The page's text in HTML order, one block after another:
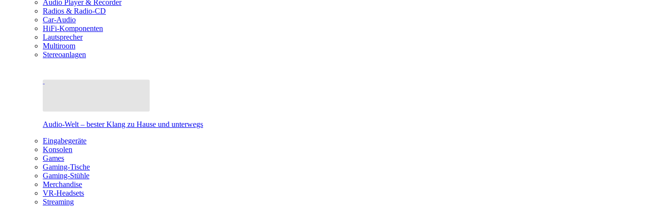
Audio Player & Recorder
Radios & Radio-CD
Car-Audio
HiFi-Komponenten
Lautsprecher
Multiroom
Stereoanlagen
Audio-Welt – bester Klang zu Hause und unterwegs
Eingabegeräte
Konsolen
Games
Gaming-Tische
Gaming-Stühle
Merchandise
VR-Headsets
Streaming